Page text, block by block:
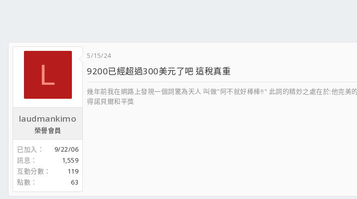
L
laudmankimo
榮譽會員
已加入
9/22/06
訊息
1,559
互動分數
119
點數
63
5/15/24
9200已經超過300美元了吧 這稅真重
幾年前我在網路上發現一個詞驚為天人 叫做"阿不就好棒棒!!" 此詞的精妙之處在於:他完
得諾貝爾和平獎